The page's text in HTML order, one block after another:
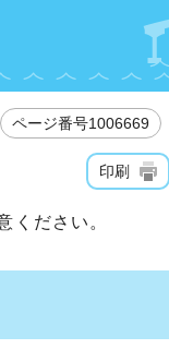
ページ番号1006669
印刷
ください。